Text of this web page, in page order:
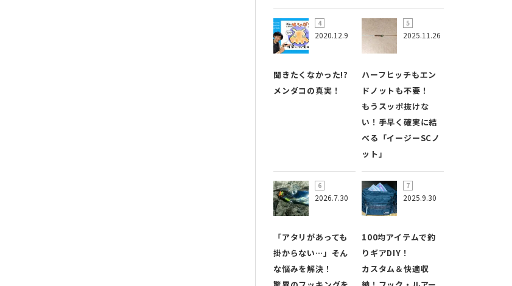
2020.12.9
聞きたくなかった!?
メンダコの真実！
2025.11.26
ハーフヒッチもエン
ドノットも不要！
もうスッポ抜けな
い！手早く確実に結
べる「イージーSCノ
ット」
2026.7.30
「アタリがあっても
掛からない…」そん
な悩みを解決！
2025.9.30
100均アイテムで釣
りギアDIY！
カスタム＆快適収